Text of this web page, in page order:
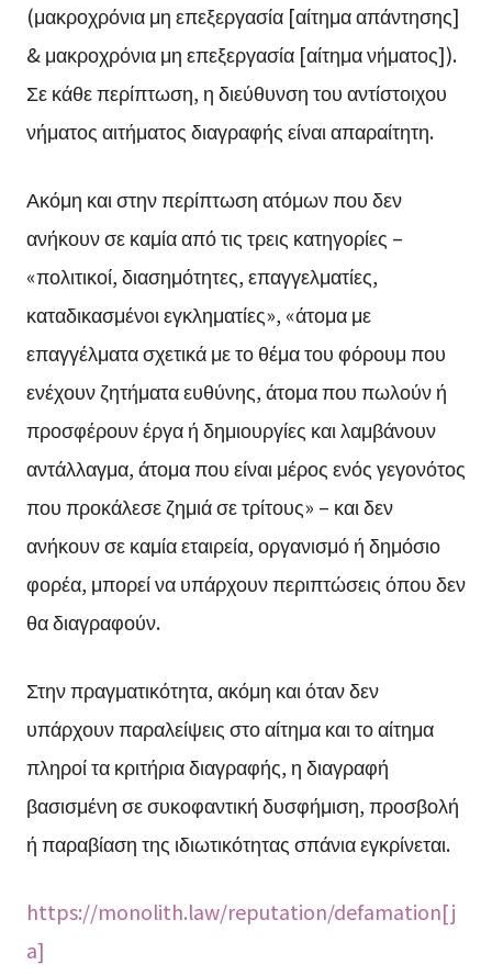
(μακροχρόνια μη επεξεργασία [αίτημα απάντησης]
& μακροχρόνια μη επεξεργασία [αίτημα νήματος]).
Σε κάθε περίπτωση, η διεύθυνση του αντίστοιχου
νήματος αιτήματος διαγραφής είναι απαραίτητη.
Ακόμη και στην περίπτωση ατόμων που δεν
ανήκουν σε καμία από τις τρεις κατηγορίες –
«πολιτικοί, διασημότητες, επαγγελματίες,
καταδικασμένοι εγκληματίες», «άτομα με
επαγγέλματα σχετικά με το θέμα του φόρουμ που
ενέχουν ζητήματα ευθύνης, άτομα που πωλούν ή
προσφέρουν έργα ή δημιουργίες και λαμβάνουν
αντάλλαγμα, άτομα που είναι μέρος ενός γεγονότος
που προκάλεσε ζημιά σε τρίτους» – και δεν
ανήκουν σε καμία εταιρεία, οργανισμό ή δημόσιο
φορέα, μπορεί να υπάρχουν περιπτώσεις όπου δεν
θα διαγραφούν.
Στην πραγματικότητα, ακόμη και όταν δεν
υπάρχουν παραλείψεις στο αίτημα και το αίτημα
πληροί τα κριτήρια διαγραφής, η διαγραφή
βασισμένη σε συκοφαντική δυσφήμιση, προσβολή
ή παραβίαση της ιδιωτικότητας σπάνια εγκρίνεται.
https://monolith.law/reputation/defamation[j
a]